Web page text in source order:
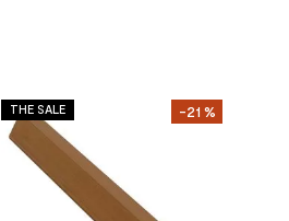
-21 %
THE SALE